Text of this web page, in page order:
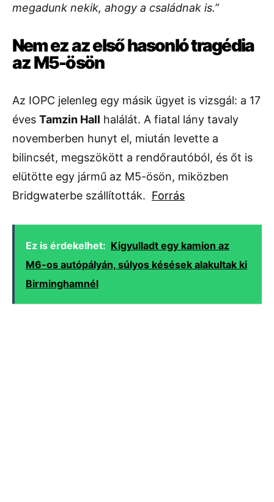
megadunk nekik, ahogy a családnak is.”
Nem ez az első hasonló tragédia
az M5-ösön
Az IOPC jelenleg egy másik ügyet is vizsgál: a 17
éves Tamzin Hall halálát. A fiatal lány tavaly
novemberben hunyt el, miután levette a
bilincsét, megszökött a rendőrautóból, és őt is
elütötte egy jármű az M5-ösön, miközben
Bridgwaterbe szállították. Forrás
Ez is érdekelhet: Kigyulladt egy kamion az
M6-os autópályán, súlyos késések alakultak ki
Birminghamnél